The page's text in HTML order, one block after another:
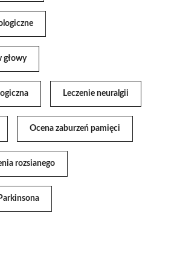
głowy
Leczenie neuralgii
Ocena zaburzeń pamięci
rozsianego